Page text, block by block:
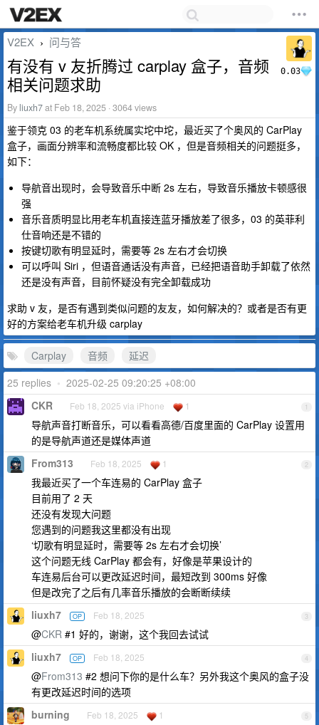
0.03
V2EX › 问与答
有没有 v 友折腾过 carplay 盒子，音频
相关问题求助
By liuxh7at Feb 18, 2025 · 3064 views
鉴于领克 03 的老车机系统属实坨中坨，最近买了个奥风的 CarPlay
盒子，画面分辨率和流畅度都比较 OK ，但是音频相关的问题挺多，
如下：
导航音出现时，会导致音乐中断 2s 左右，导致音乐播放卡顿感很
强
音乐音质明显比用老车机直接连蓝牙播放差了很多，03 的英菲利
仕音响还是不错的
按键切歌有明显延时，需要等 2s 左右才会切换
可以呼叫 Siri ，但语音通话没有声音，已经把语音助手卸载了依然
还是没有声音，目前怀疑没有完全卸载成功
求助 v 友，是否有遇到类似问题的友友，如何解决的？或者是否有更
好的方案给老车机升级 carplay
Carplay 音频
延迟
25 replies • 2025-02-25 09:20:25 +08:00
1
CKR Feb 18, 2025 via iPhone 1
导航声音打断音乐，可以看看高德/百度里面的 CarPlay 设置用
的是导航声道还是媒体声道
2
From313 Feb 18, 2025 1
我最近买了一个车连易的 CarPlay 盒子
目前用了 2 天
还没有发现大问题
您遇到的问题我这里都没有出现
‘切歌有明显延时，需要等 2s 左右才会切换’
这个问题无线 CarPlay 都会有，好像是苹果设计的
车连易后台可以更改延迟时间，最短改到 300ms 好像
但是改完了之后有几率音乐播放的会断断续续
3
liuxh7 OP Feb 18, 2025
@CKR #1 好的，谢谢，这个我回去试试
4
liuxh7 OP Feb 18, 2025
@From313 #2 想问下你的是什么车？另外我这个奥风的盒子没
有更改延迟时间的选项
5
burning Feb 18, 2025 1